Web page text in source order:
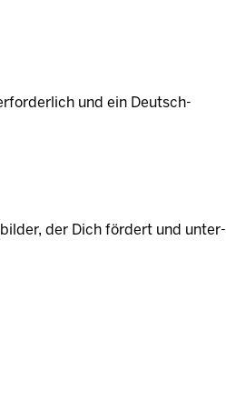
und ein Deutsch-
der Dich fördert und unter­